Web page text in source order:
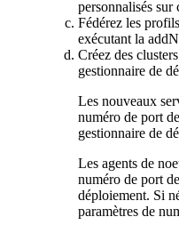
personnalisés sur
Fédérez les
exécutant la
Créez des
gestionnaire de
Les nouveaux
numéro de port
gestionnaire de
Les agents de
numéro de port
déploiement. Si
paramètres de